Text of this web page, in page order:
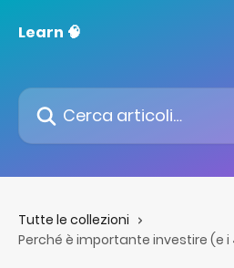
Learn 🧠
Cerca articoli…
Tutte le collezioni
Perché è importante investire (e